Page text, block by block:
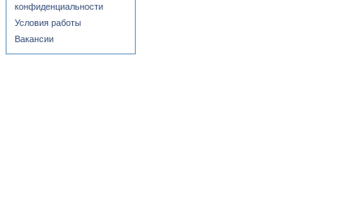
конфиденциальности
Условия работы
Вакансии